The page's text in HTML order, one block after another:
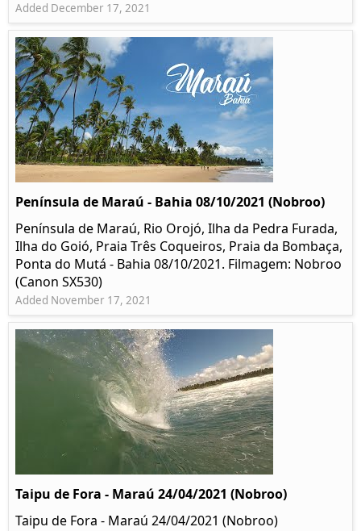
Added December 17, 2021
Península de Maraú - Bahia 08/10/2021 (Nobroo)
Península de Maraú, Rio Orojó, Ilha da Pedra Furada,
Ilha do Goió, Praia Três Coqueiros, Praia da Bombaça,
Ponta do Mutá - Bahia 08/10/2021. Filmagem: Nobroo
(Canon SX530)
Added November 17, 2021
Taipu de Fora - Maraú 24/04/2021 (Nobroo)
Taipu de Fora - Maraú 24/04/2021 (Nobroo)